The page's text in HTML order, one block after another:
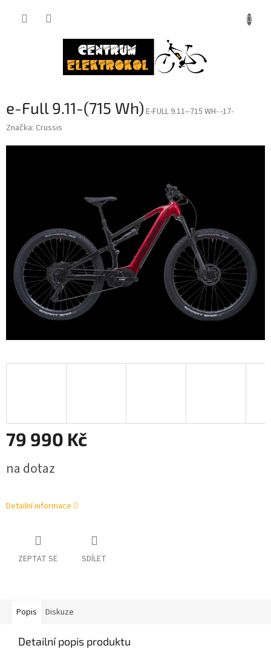
e-Full 9.11-(715 Wh) E-FULL 9.11--715 WH- -17-
Značka: Crussis
79 990 Kč
cena:
na dotaz
Detailní informace
ZEPTAT SE SDÍLET
Popis Diskuze
Detailní popis produktu